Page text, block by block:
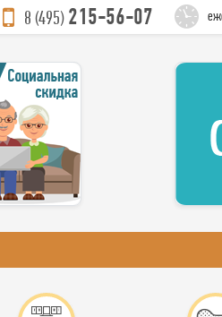
8 (495)215-56-07